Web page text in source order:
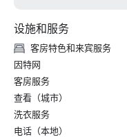
设施和服务
客房特色和来宾服务
因特网
客房服务
查看（城市）
洗衣服务
电话（本地）